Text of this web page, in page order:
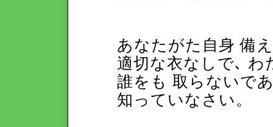
あなたがた自身 備
適切な衣なしで､ わ
誰をも 取らないで
知っていなさい。